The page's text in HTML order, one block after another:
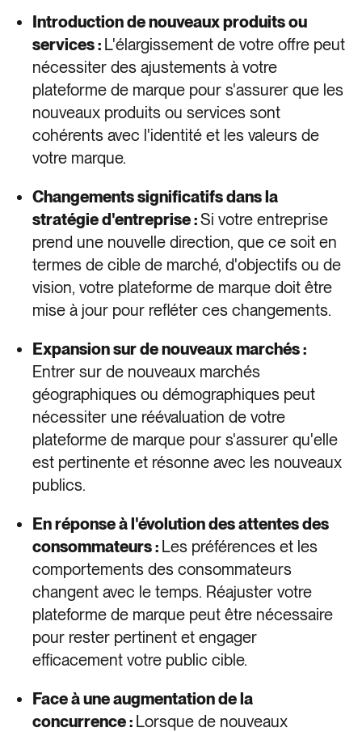
Introduction de nouveaux produits ou
services : L'élargissement de votre offre peut
nécessiter des ajustements à votre
plateforme de marque pour s'assurer que les
nouveaux produits ou services sont
cohérents avec l'identité et les valeurs de
votre marque.
Changements significatifs dans la
stratégie d'entreprise :Si votre entreprise
prend une nouvelle direction, que ce soit en
termes de cible de marché, d'objectifs ou de
vision, votre plateforme de marque doit être
mise à jour pour refléter ces changements.
Expansion sur de nouveaux marchés :
Entrer sur de nouveaux marchés
géographiques ou démographiques peut
nécessiter une réévaluation de votre
plateforme de marque pour s'assurer qu'elle
est pertinente et résonne avec les nouveaux
publics.
En réponse à l'évolution des attentes des
consommateurs : Les préférences et les
comportements des consommateurs
changent avec le temps. Réajuster votre
plateforme de marque peut être nécessaire
pour rester pertinent et engager
efficacement votre public cible.
Face à une augmentation de la
concurrence : Lorsque de nouveaux